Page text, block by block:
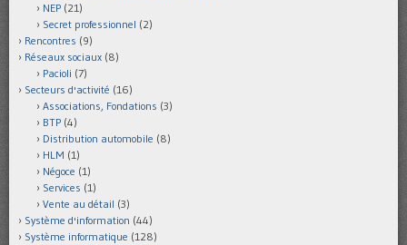
NEP (21)
Secret professionnel (2)
Rencontres (9)
Réseaux sociaux (8)
Pacioli (7)
Secteurs d'activité (16)
Associations, Fondations (3)
BTP (4)
Distribution automobile (8)
HLM (1)
Négoce (1)
Services (1)
Vente au détail (3)
Système d'information (44)
Système informatique (128)